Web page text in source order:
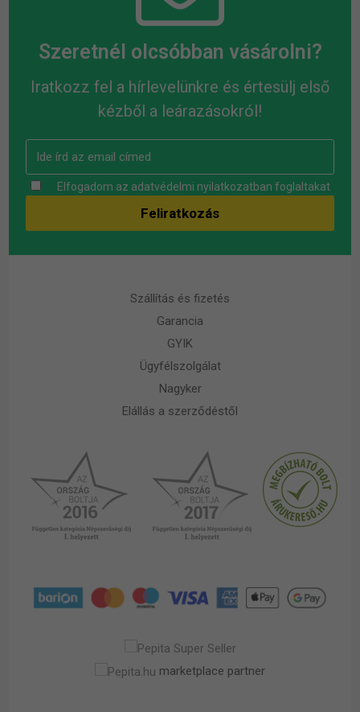
Szeretnél olcsóbban vásárolni?
Iratkozz fel a hírlevelünkre és értesülj első
kézből a leárazásokról!
Elfogadom az adatvédelmi nyilatkozatban foglaltakat
Szállítás és fizetés
Garancia
GYIK
Ügyfélszolgálat
Nagyker
Elállás a szerződéstől
marketplace partner